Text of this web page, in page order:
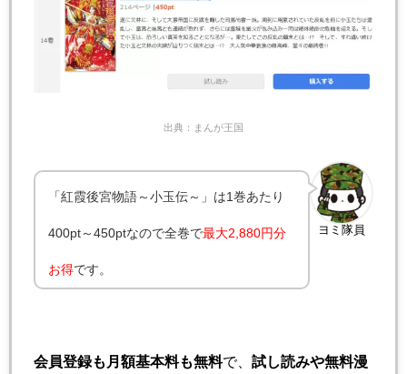
出典：まんが王国
ヨミ隊員
「紅霞後宮物語～小玉伝～」は1巻あたり
400pt～450ptなので全巻で最大2,880円分
お得です。
会員登録も月額基本料も無料で、 試し読みや無料漫